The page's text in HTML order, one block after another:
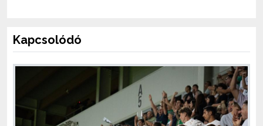
Kapcsolódó